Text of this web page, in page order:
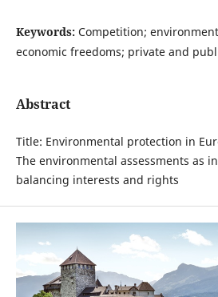
Keywords: Competition;
economic freedoms; private and
Abstract
Title: Environmental protection in
The environmental assessments as
balancing interests and rights